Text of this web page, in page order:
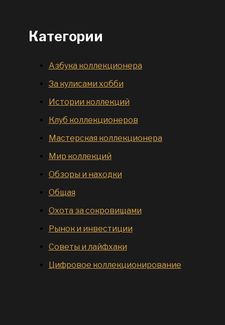
Категории
Азбука коллекционера
За кулисами хобби
Истории коллекций
Клуб коллекционеров
Мастерская коллекционера
Мир коллекций
Обзоры и находки
Общая
Охота за сокровищами
Рынок и инвестиции
Советы и лайфхаки
Цифровое коллекционирование